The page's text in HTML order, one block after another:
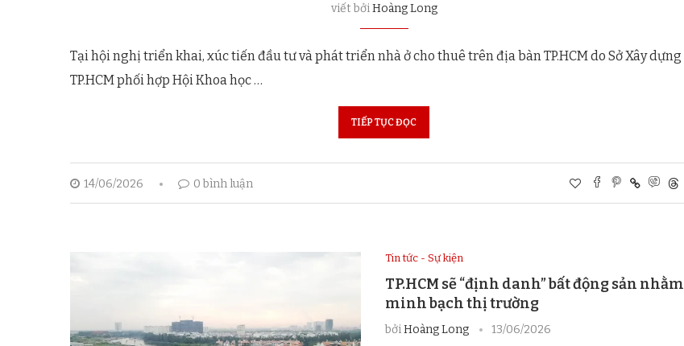
viết bởiHoàng Long
Tại hội nghị triển khai, xúc tiến đầu tư và phát triển nhà ở cho thuê trên địa bàn TP.HCM do Sở Xây dựng
TP.HCM phối hợp Hội Khoa học …
TIẾP TỤC ĐỌC
14/06/2026 0 bình luận
Tin tức - Sự kiện
TP.HCM sẽ “định danh” bất động sản nhằm
minh bạch thị trường
bởiHoàng Long 13/06/2026